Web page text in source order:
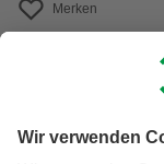
Merken